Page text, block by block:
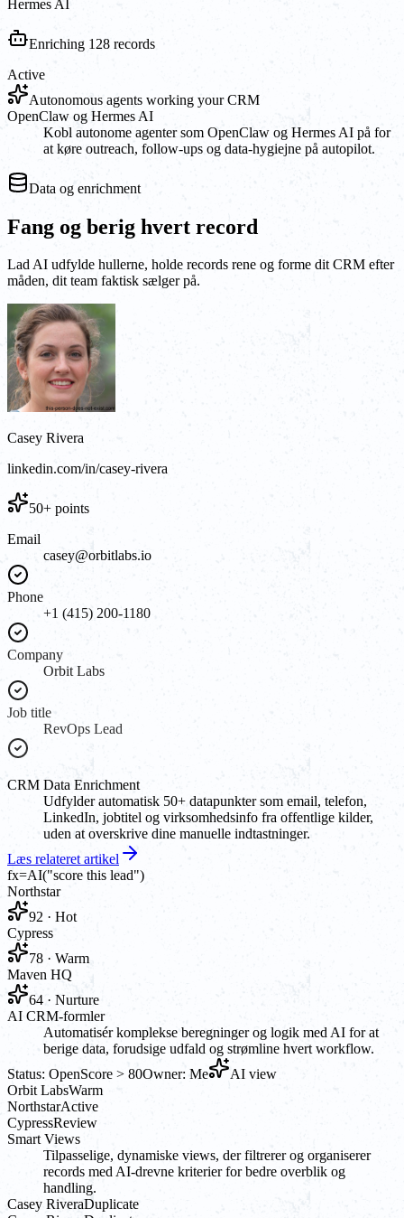
Hermes AI
Enriching 128 records
Active
Autonomous agents working your CRM
OpenClaw og Hermes AI
Kobl autonome agenter som OpenClaw og Hermes AI på for
at køre outreach, follow-ups og data-hygiejne på autopilot.
Data og enrichment
Fang og berig hvert record
Lad AI udfylde hullerne, holde records rene og forme dit CRM efter
måden, dit team faktisk sælger på.
Casey Rivera
linkedin.com/in/casey-rivera
50+ points
Email
casey@orbitlabs.io
Phone
+1 (415) 200-1180
Company
Orbit Labs
Job title
RevOps Lead
CRM Data Enrichment
Udfylder automatisk 50+ datapunkter som email, telefon,
LinkedIn, jobtitel og virksomhedsinfo fra offentlige kilder,
uden at overskrive dine manuelle indtastninger.
Læs relateret artikel
fx=AI("score this lead")
Northstar
92 · Hot
Cypress
78 · Warm
Maven HQ
64 · Nurture
AI CRM-formler
Automatisér komplekse beregninger og logik med AI for at
berige data, forudsige udfald og strømline hvert workflow.
Status: OpenScore > 80Owner: Me
AI view
Orbit LabsWarm
NorthstarActive
CypressReview
Smart Views
Tilpasselige, dynamiske views, der filtrerer og organiserer
records med AI-drevne kriterier for bedre overblik og
handling.
Casey RiveraDuplicate